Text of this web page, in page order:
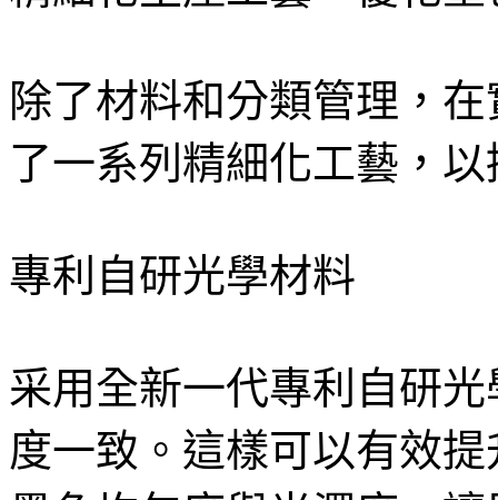
除了材料和分類管理，
了一系列精細化工藝，
專利自研光學材料
采用全新一代專利自研
度一致。這樣可以有效